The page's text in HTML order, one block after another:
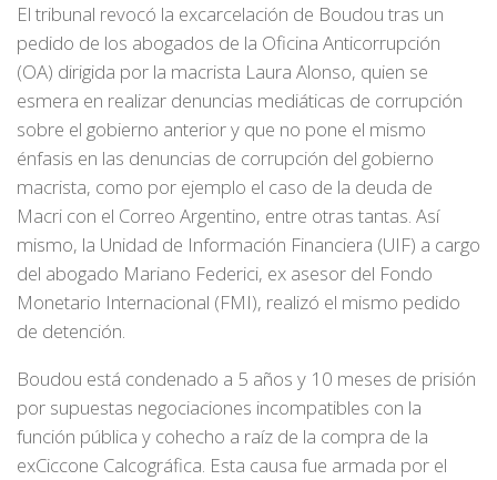
El tribunal revocó la excarcelación de Boudou tras un
pedido de los abogados de la Oficina Anticorrupción
(OA) dirigida por la macrista Laura Alonso, quien se
esmera en realizar denuncias mediáticas de corrupción
sobre el gobierno anterior y que no pone el mismo
énfasis en las denuncias de corrupción del gobierno
macrista, como por ejemplo el caso de la deuda de
Macri con el Correo Argentino, entre otras tantas. Así
mismo, la Unidad de Información Financiera (UIF) a cargo
del abogado Mariano Federici, ex asesor del Fondo
Monetario Internacional (FMI), realizó el mismo pedido
de detención.
Boudou está condenado a 5 años y 10 meses de prisión
por supuestas negociaciones incompatibles con la
función pública y cohecho a raíz de la compra de la
exCiccone Calcográfica. Esta causa fue armada por el